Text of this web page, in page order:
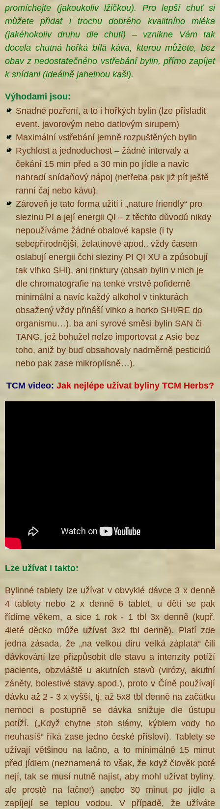
promíchejte (jakoukoliv lžičkou). Pro lepší chuť si
můžete přidat i trochu dobrého kvalitního mléka
(jakéhokoliv druhu dle chuti) – vznikne Vám tak
docela chutná hořká bílá káva, kterou můžete, bez
obav z nedostatečného vstřebání bylin, přímo zapíjet
k snídani (ideálně jahelnou kaši).
Výhodami jsou:
Snadné pozření, a to i hořkých bylin (lze přisladit
event. javorovým nebo datlovým sirupem)
Maximální vstřebání jemně rozpuštěných bylin
Rychlost a jednoduchost – žádné intervaly a
čekání 15 min před a 30 min po jídle a navíc
nahradí snídaňový nápoj (netřeba pak již pít ještě
ranní čaj nebo kávu).
Zároveň je tato forma užití i „nature friendly“ pro
slezinu PI a její energii QI – z těchto důvodů nikdy
nepoužíváme žádné obalové kapsle (i ty
sebepřírodnější, želatinové apod., vždy časem
oslabují energii čchi sleziny PI QI XU a způsobují
tak vlhko SHI), ani tinktury (obsah bylin v nich je
dle chromatografie na tenké vrstvě pofiderně
minimální a navíc každý alkohol v tinkturách
obsažený vždy přináší vlhko a horko SHI/RE do
organismu…), ba ani syrové směsi bylin SAN či
TANG, jež bohužel nelze importovat z Asie bez
toho, aniž by buď obsahovaly nadměrně pesticidů
nebo pak zase mikroplísně…).
TCM video: Jak nejlépe užívat byliny TCM Herbs?
Lze užívat i takto:
Bylinné tablety lze užívat v obvyklé dávce 3 x denně
4 tablety nebo 2 x denně 6 tablet, u dětí se pak
řídíme věkem, a sice 1 rok - 1 tbl 3x denně (kupř.
4leté děcko může užívat 3x2 tbl denně). Platí zde
jedna zásada, že „na velkou díru velká záplata“ čili
dávkování lze přizpůsobit dle stavu a intenzity potíží
pacienta, obzvláště u akutních stavů (virózy, akutní
záněty, bolestivé stavy apod.), proto v Číně používají
dávku až 2 - 3 x vyšší, tj. až 5x8 tbl denně na začátku
nemoci a postupně se dávka snižuje dle ústupu
potíží. („Když chytne stoh slámy, kýblem vody ho
neuhasíš“ říká zase jedno české přísloví). Tablety se
užívají většinou na lačno, a to minimálně 15 minut
před jídlem (neznamená to však, že když člověk poté
nejí, tak se musí nutně najíst, aby mohl užívat byliny,
ale prostě na lačno!) anebo 30 minut po jídle a
zapíjejí se teplou vodou. V případě, že užíváte